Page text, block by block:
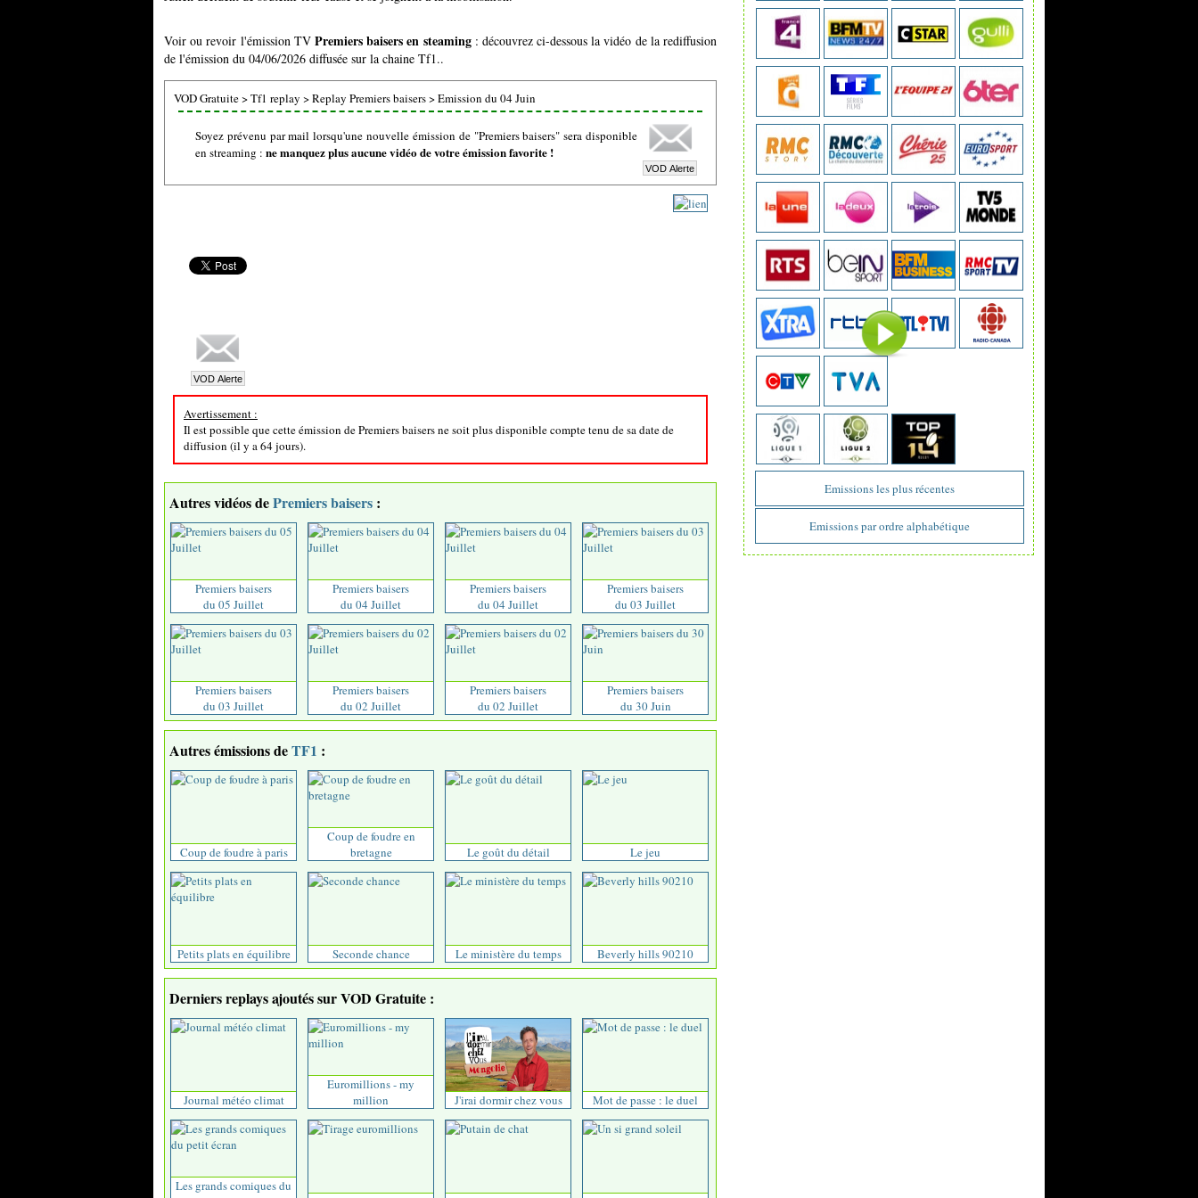
Emissions les plus récentes
Emissions par ordre alphabétique
Voir ou revoir l'émission TV Premiers baisers en steaming: découvrez ci-dessous la vidéo de la rediffusion
de l'émission du 04/06/2026 diffusée sur la chaine Tf1..
VOD Gratuite>Tf1 replay >Replay Premiers baisers>Emission du 04 Juin
Soyez prévenu par mail lorsqu'une nouvelle émission de "Premiers baisers" sera disponible
en streaming : ne manquez plus aucune vidéo de votre émission favorite !
Avertissement :
Il est possible que cette émission de Premiers baisers ne soit plus disponible compte tenu de sa date de
diffusion (il y a 64 jours).
Autres vidéos dePremiers baisers :
Premiers baisers
du 05 Juillet
Premiers baisers
du 04 Juillet
Premiers baisers
du 04 Juillet
Premiers baisers
du 03 Juillet
Premiers baisers
du 03 Juillet
Premiers baisers
du 02 Juillet
Premiers baisers
du 02 Juillet
Premiers baisers
du 30 Juin
Autres émissions deTF1 :
Coup de foudre à paris
Coup de foudre en
bretagne
Le goût du détail Le jeu
Petits plats en équilibre Seconde chance Le ministère du temps Beverly hills 90210
Derniers replays ajoutés sur VOD Gratuite :
Journal météo climat
Euromillions - my
million
J'irai dormir chez vous Mot de passe : le duel
Les grands comiques du